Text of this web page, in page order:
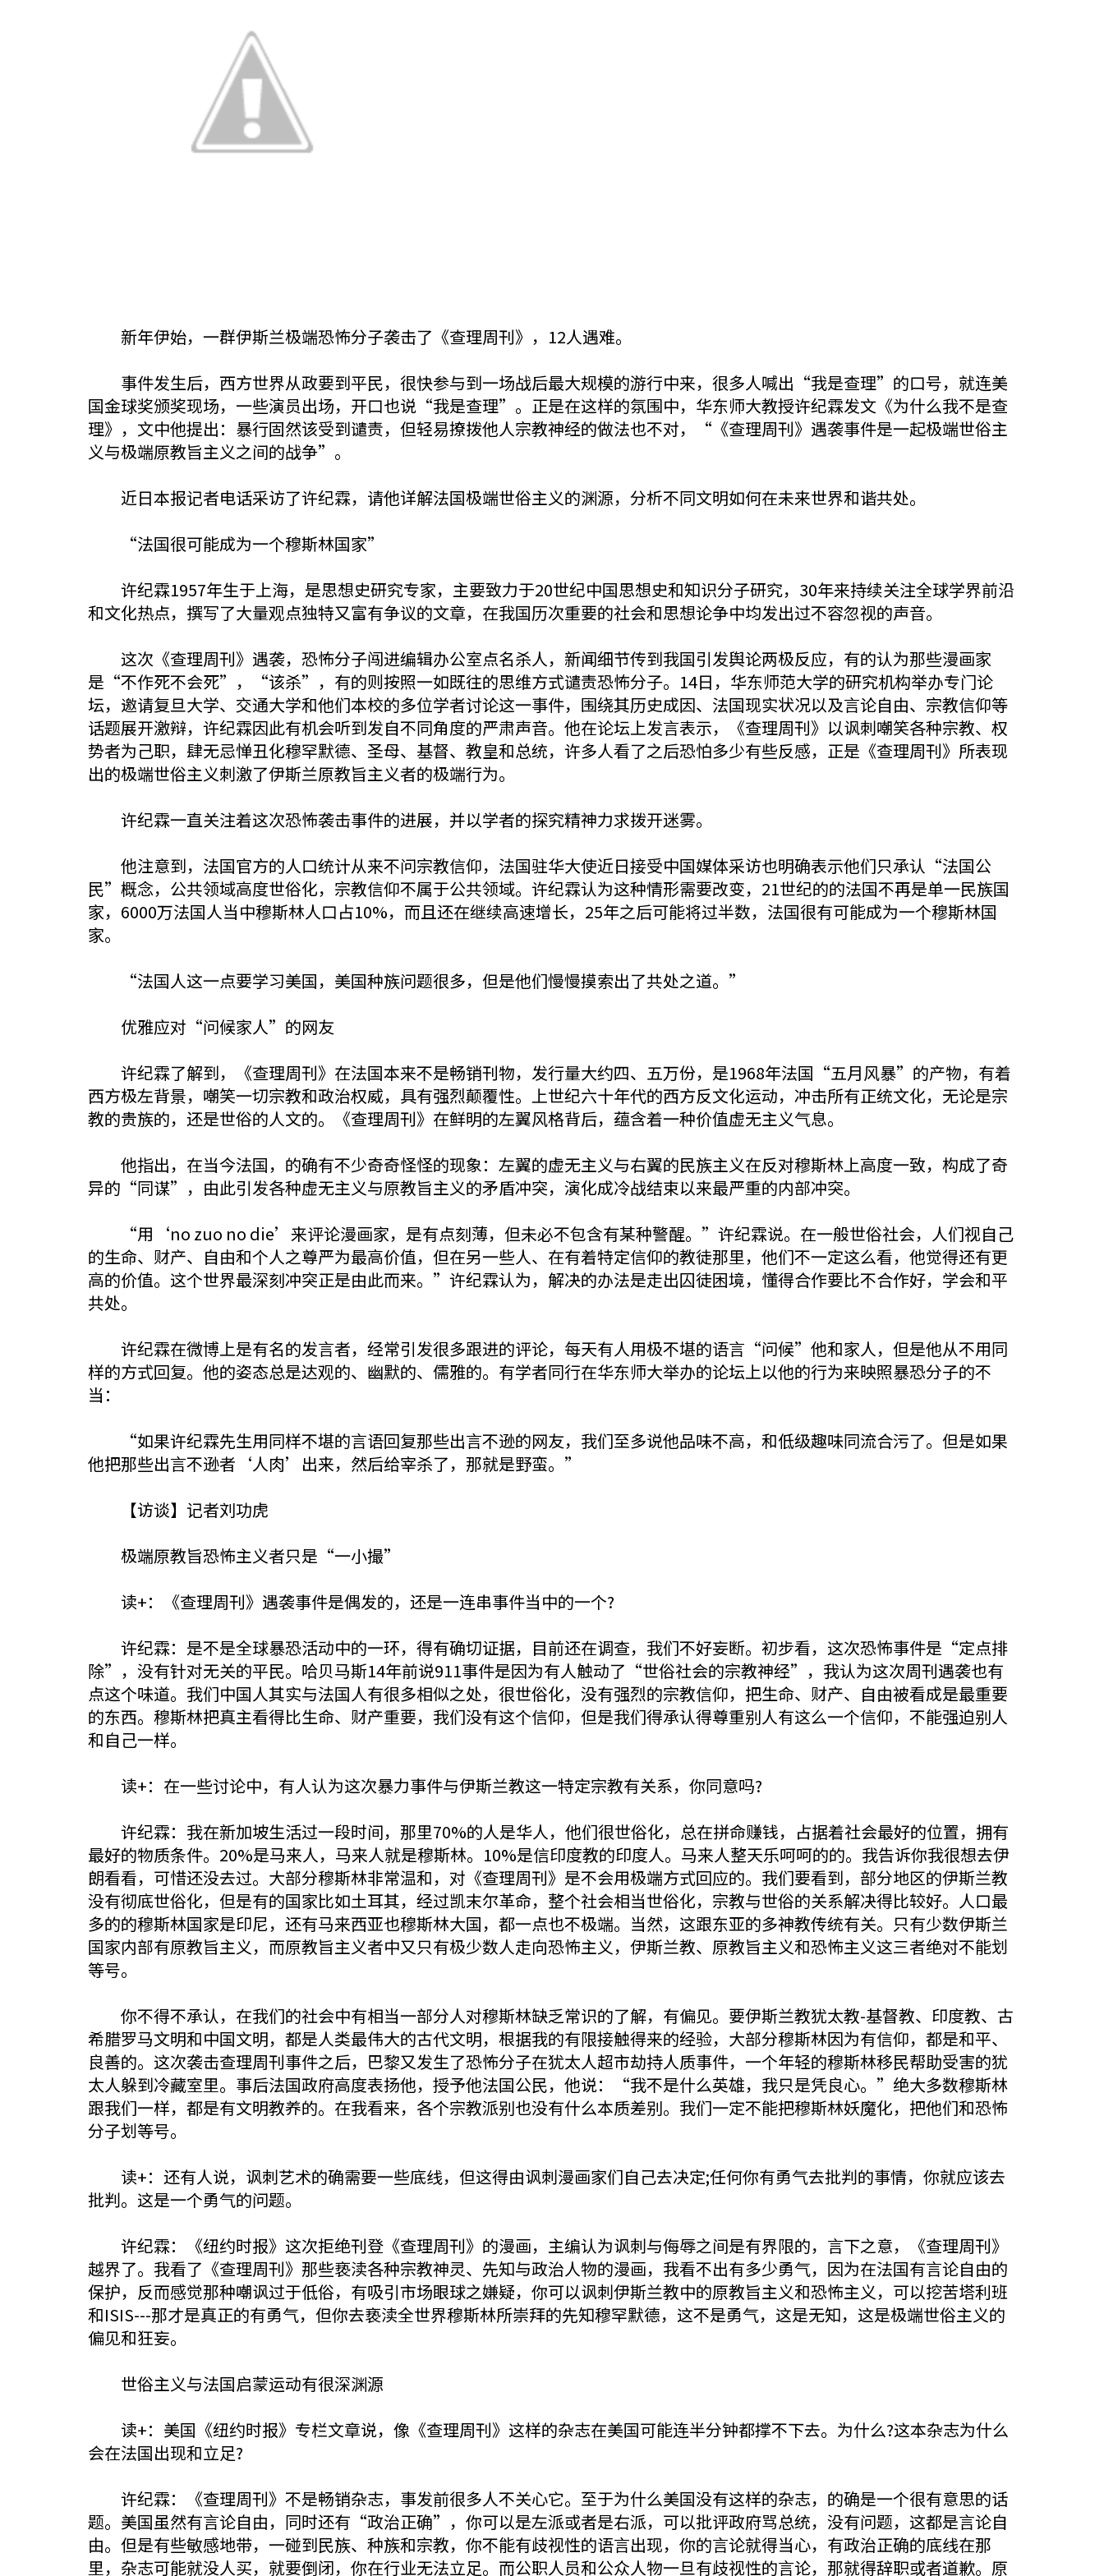
新年伊始，一群伊斯兰极端恐怖分子袭击了《查理周刊》，12人遇难。
事件发生后，西方世界从政要到平民，很快参与到一场战后最大规模的游行中来，很多人喊出“我是查理”的口号，就连美
国金球奖颁奖现场，一些演员出场，开口也说“我是查理”。正是在这样的氛围中，华东师大教授许纪霖发文《为什么我不是查
理》，文中他提出：暴行固然该受到谴责，但轻易撩拨他人宗教神经的做法也不对，“《查理周刊》遇袭事件是一起极端世俗主
义与极端原教旨主义之间的战争”。
近日本报记者电话采访了许纪霖，请他详解法国极端世俗主义的渊源，分析不同文明如何在未来世界和谐共处。
“法国很可能成为一个穆斯林国家”
许纪霖1957年生于上海，是思想史研究专家，主要致力于20世纪中国思想史和知识分子研究，30年来持续关注全球学界前沿
和文化热点，撰写了大量观点独特又富有争议的文章，在我国历次重要的社会和思想论争中均发出过不容忽视的声音。
这次《查理周刊》遇袭，恐怖分子闯进编辑办公室点名杀人，新闻细节传到我国引发舆论两极反应，有的认为那些漫画家
是“不作死不会死”，“该杀”，有的则按照一如既往的思维方式谴责恐怖分子。14日，华东师范大学的研究机构举办专门论
坛，邀请复旦大学、交通大学和他们本校的多位学者讨论这一事件，围绕其历史成因、法国现实状况以及言论自由、宗教信仰等
话题展开激辩，许纪霖因此有机会听到发自不同角度的严肃声音。他在论坛上发言表示，《查理周刊》以讽刺嘲笑各种宗教、权
势者为己职，肆无忌惮丑化穆罕默德、圣母、基督、教皇和总统，许多人看了之后恐怕多少有些反感，正是《查理周刊》所表现
出的极端世俗主义刺激了伊斯兰原教旨主义者的极端行为。
许纪霖一直关注着这次恐怖袭击事件的进展，并以学者的探究精神力求拨开迷雾。
他注意到，法国官方的人口统计从来不问宗教信仰，法国驻华大使近日接受中国媒体采访也明确表示他们只承认“法国公
民”概念，公共领域高度世俗化，宗教信仰不属于公共领域。许纪霖认为这种情形需要改变，21世纪的的法国不再是单一民族国
家，6000万法国人当中穆斯林人口占10%，而且还在继续高速增长，25年之后可能将过半数，法国很有可能成为一个穆斯林国
家。
“法国人这一点要学习美国，美国种族问题很多，但是他们慢慢摸索出了共处之道。”
优雅应对“问候家人”的网友
许纪霖了解到，《查理周刊》在法国本来不是畅销刊物，发行量大约四、五万份，是1968年法国“五月风暴”的产物，有着
西方极左背景，嘲笑一切宗教和政治权威，具有强烈颠覆性。上世纪六十年代的西方反文化运动，冲击所有正统文化，无论是宗
教的贵族的，还是世俗的人文的。《查理周刊》在鲜明的左翼风格背后，蕴含着一种价值虚无主义气息。
他指出，在当今法国，的确有不少奇奇怪怪的现象：左翼的虚无主义与右翼的民族主义在反对穆斯林上高度一致，构成了奇
异的“同谋”，由此引发各种虚无主义与原教旨主义的矛盾冲突，演化成冷战结束以来最严重的内部冲突。
“用‘no zuo no die’来评论漫画家，是有点刻薄，但未必不包含有某种警醒。”许纪霖说。在一般世俗社会，人们视自己
的生命、财产、自由和个人之尊严为最高价值，但在另一些人、在有着特定信仰的教徒那里，他们不一定这么看，他觉得还有更
高的价值。这个世界最深刻冲突正是由此而来。”许纪霖认为，解决的办法是走出囚徒困境，懂得合作要比不合作好，学会和平
共处。
许纪霖在微博上是有名的发言者，经常引发很多跟进的评论，每天有人用极不堪的语言“问候”他和家人，但是他从不用同
样的方式回复。他的姿态总是达观的、幽默的、儒雅的。有学者同行在华东师大举办的论坛上以他的行为来映照暴恐分子的不
当：
“如果许纪霖先生用同样不堪的言语回复那些出言不逊的网友，我们至多说他品味不高，和低级趣味同流合污了。但是如果
他把那些出言不逊者‘人肉’出来，然后给宰杀了，那就是野蛮。”
【访谈】记者刘功虎
极端原教旨恐怖主义者只是“一小撮”
读+：《查理周刊》遇袭事件是偶发的，还是一连串事件当中的一个?
许纪霖：是不是全球暴恐活动中的一环，得有确切证据，目前还在调查，我们不好妄断。初步看，这次恐怖事件是“定点排
除”，没有针对无关的平民。哈贝马斯14年前说911事件是因为有人触动了“世俗社会的宗教神经”，我认为这次周刊遇袭也有
点这个味道。我们中国人其实与法国人有很多相似之处，很世俗化，没有强烈的宗教信仰，把生命、财产、自由被看成是最重要
的东西。穆斯林把真主看得比生命、财产重要，我们没有这个信仰，但是我们得承认得尊重别人有这么一个信仰，不能强迫别人
和自己一样。
读+：在一些讨论中，有人认为这次暴力事件与伊斯兰教这一特定宗教有关系，你同意吗?
许纪霖：我在新加坡生活过一段时间，那里70%的人是华人，他们很世俗化，总在拼命赚钱，占据着社会最好的位置，拥有
最好的物质条件。20%是马来人，马来人就是穆斯林。10%是信印度教的印度人。马来人整天乐呵呵的的。我告诉你我很想去伊
朗看看，可惜还没去过。大部分穆斯林非常温和，对《查理周刊》是不会用极端方式回应的。我们要看到，部分地区的伊斯兰教
没有彻底世俗化，但是有的国家比如土耳其，经过凯末尔革命，整个社会相当世俗化，宗教与世俗的关系解决得比较好。人口最
多的的穆斯林国家是印尼，还有马来西亚也穆斯林大国，都一点也不极端。当然，这跟东亚的多神教传统有关。只有少数伊斯兰
国家内部有原教旨主义，而原教旨主义者中又只有极少数人走向恐怖主义，伊斯兰教、原教旨主义和恐怖主义这三者绝对不能划
等号。
你不得不承认，在我们的社会中有相当一部分人对穆斯林缺乏常识的了解，有偏见。要伊斯兰教犹太教-基督教、印度教、古
希腊罗马文明和中国文明，都是人类最伟大的古代文明，根据我的有限接触得来的经验，大部分穆斯林因为有信仰，都是和平、
良善的。这次袭击查理周刊事件之后，巴黎又发生了恐怖分子在犹太人超市劫持人质事件，一个年轻的穆斯林移民帮助受害的犹
太人躲到冷藏室里。事后法国政府高度表扬他，授予他法国公民，他说：“我不是什么英雄，我只是凭良心。”绝大多数穆斯林
跟我们一样，都是有文明教养的。在我看来，各个宗教派别也没有什么本质差别。我们一定不能把穆斯林妖魔化，把他们和恐怖
分子划等号。
读+：还有人说，讽刺艺术的确需要一些底线，但这得由讽刺漫画家们自己去决定;任何你有勇气去批判的事情，你就应该去
批判。这是一个勇气的问题。
许纪霖：《纽约时报》这次拒绝刊登《查理周刊》的漫画，主编认为讽刺与侮辱之间是有界限的，言下之意，《查理周刊》
越界了。我看了《查理周刊》那些亵渎各种宗教神灵、先知与政治人物的漫画，我看不出有多少勇气，因为在法国有言论自由的
保护，反而感觉那种嘲讽过于低俗，有吸引市场眼球之嫌疑，你可以讽刺伊斯兰教中的原教旨主义和恐怖主义，可以挖苦塔利班
和ISIS---那才是真正的有勇气，但你去亵渎全世界穆斯林所崇拜的先知穆罕默德，这不是勇气，这是无知，这是极端世俗主义的
偏见和狂妄。
世俗主义与法国启蒙运动有很深渊源
读+：美国《纽约时报》专栏文章说，像《查理周刊》这样的杂志在美国可能连半分钟都撑不下去。为什么?这本杂志为什么
会在法国出现和立足?
许纪霖：《查理周刊》不是畅销杂志，事发前很多人不关心它。至于为什么美国没有这样的杂志，的确是一个很有意思的话
题。美国虽然有言论自由，同时还有“政治正确”，你可以是左派或者是右派，可以批评政府骂总统，没有问题，这都是言论自
由。但是有些敏感地带，一碰到民族、种族和宗教，你不能有歧视性的语言出现，你的言论就得当心，有政治正确的底线在那
里，杂志可能就没人买，就要倒闭，你在行业无法立足。而公职人员和公众人物一旦有歧视性的言论，那就得辞职或者道歉。原